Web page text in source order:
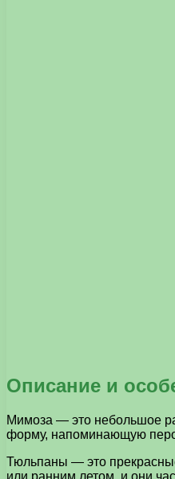
Описание и
Мимоза — это небольшое
форму, напоминающую перо
Тюльпаны — это
или ранним летом, и они